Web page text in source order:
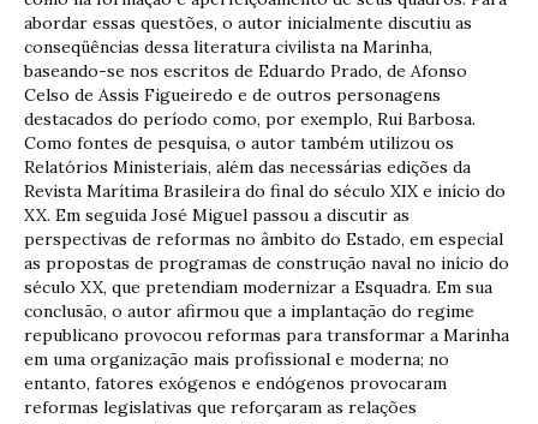
abordar essas questões, o autor inicialmente discutiu as
conseqüências dessa literatura civilista na Marinha,
baseando-se nos escritos de Eduardo Prado, de Afonso
Celso de Assis Figueiredo e de outros personagens
destacados do período como, por exemplo, Rui Barbosa.
Como fontes de pesquisa, o autor também utilizou os
Relatórios Ministeriais, além das necessárias edições da
Revista Marítima Brasileira do final do século XIX e início do
XX. Em seguida José Miguel passou a discutir as
perspectivas de reformas no âmbito do Estado, em especial
as propostas de programas de construção naval no início do
século XX, que pretendiam modernizar a Esquadra. Em sua
conclusão, o autor afirmou que a implantação do regime
republicano provocou reformas para transformar a Marinha
em uma organização mais profissional e moderna; no
entanto, fatores exógenos e endógenos provocaram
reformas legislativas que reforçaram as relações